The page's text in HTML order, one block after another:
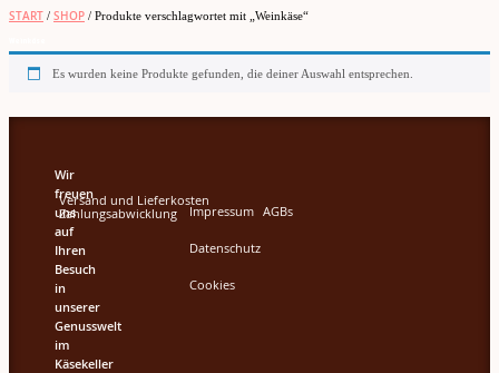
START / SHOP / Produkte verschlagwortet mit „Weinkäse“
Es wurden keine Produkte gefunden, die deiner Auswahl entsprechen.
Wir
freuen
uns
auf
Ihren
Besuch
in
unserer
Genusswelt
im
Käsekeller
Versand und Lieferkosten
Zahlungsabwicklung
Impressum AGBs
Datenschutz
Cookies